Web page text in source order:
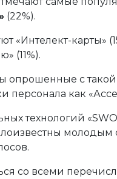
(22%).
«Интелект-карты»
(11%).
опрошенные с
персонала как
технологий
со всеми